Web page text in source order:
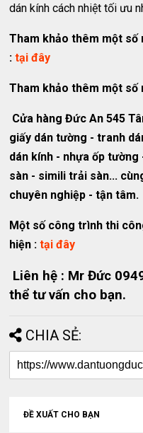
dán kính cách nhiệt tối ưu
Tham khảo thêm một số
:tại đây
Tham khảo thêm một số
Cửa hàng Đức An 545
giấy dán tường - tranh
dán kính - nhựa ốp
sàn - simili trải sàn...
chuyên nghiệp - tận tâm.
Một số công trình thi
hiện :tại đây
Liên hệ : Mr Đức
thể tư vấn cho bạn.
CHIA SẺ:
ĐỀ XUẤT CHO BẠN